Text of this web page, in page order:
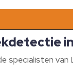
specialisten van